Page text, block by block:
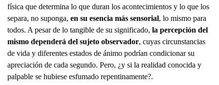
física que determina lo que duran los acontecimientos y lo que los
separa, no suponga, en su esencia más sensorial, lo mismo para
todos. A pesar de lo tangible de su significado, la percepción del
mismo dependerá del sujeto observador, cuyas circunstancias
de vida y diferentes estados de ánimo podrían condicionar su
apreciación de cada segundo. Pero, ¿y si la realidad conocida y
palpable se hubiese esfumado repentinamente?.